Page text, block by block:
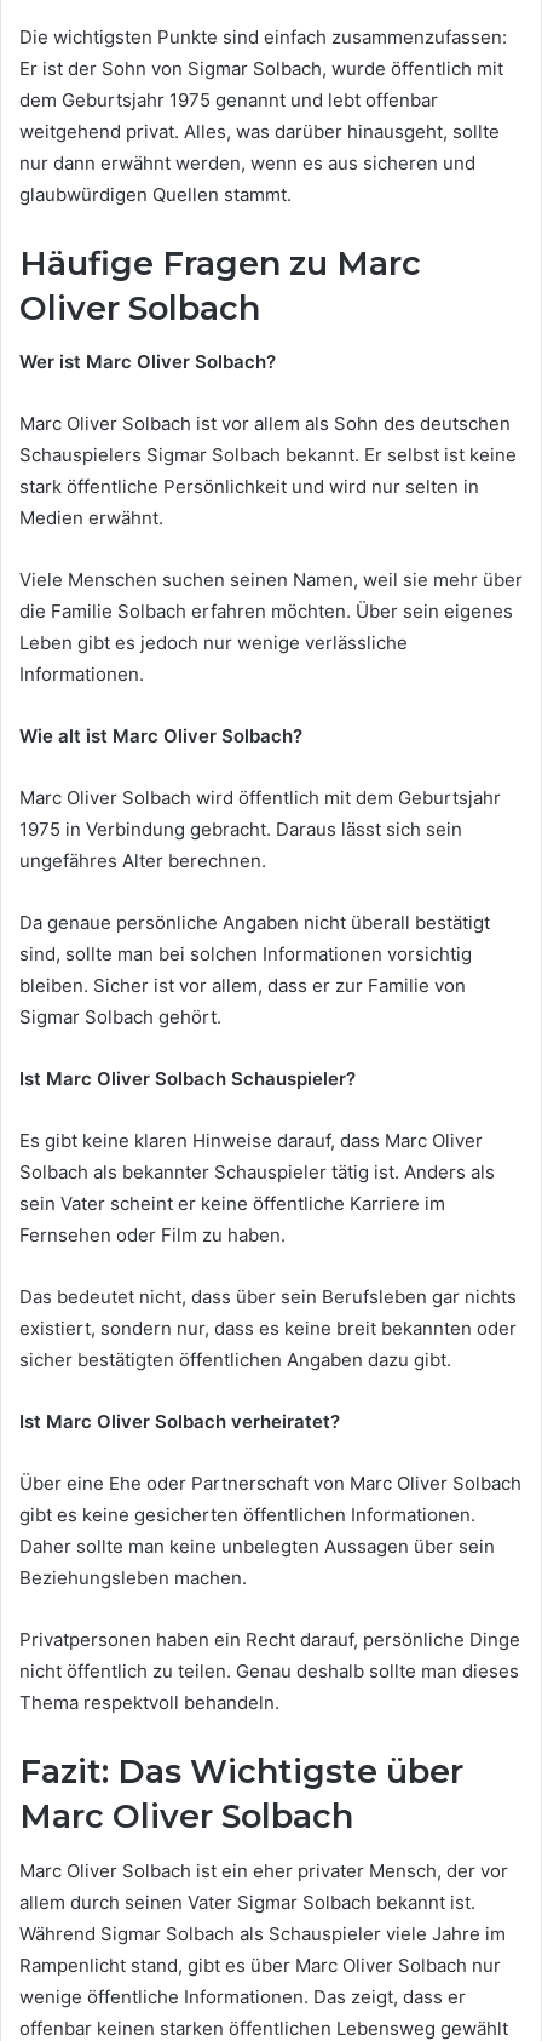
Die wichtigsten Punkte sind einfach zusammenzufassen:
Er ist der Sohn von Sigmar Solbach, wurde öffentlich mit
dem Geburtsjahr 1975 genannt und lebt offenbar
weitgehend privat. Alles, was darüber hinausgeht, sollte
nur dann erwähnt werden, wenn es aus sicheren und
glaubwürdigen Quellen stammt.
Häufige Fragen zu Marc
Oliver Solbach
Wer ist Marc Oliver Solbach?
Marc Oliver Solbach ist vor allem als Sohn des deutschen
Schauspielers Sigmar Solbach bekannt. Er selbst ist keine
stark öffentliche Persönlichkeit und wird nur selten in
Medien erwähnt.
Viele Menschen suchen seinen Namen, weil sie mehr über
die Familie Solbach erfahren möchten. Über sein eigenes
Leben gibt es jedoch nur wenige verlässliche
Informationen.
Wie alt ist Marc Oliver Solbach?
Marc Oliver Solbach wird öffentlich mit dem Geburtsjahr
1975 in Verbindung gebracht. Daraus lässt sich sein
ungefähres Alter berechnen.
Da genaue persönliche Angaben nicht überall bestätigt
sind, sollte man bei solchen Informationen vorsichtig
bleiben. Sicher ist vor allem, dass er zur Familie von
Sigmar Solbach gehört.
Ist Marc Oliver Solbach Schauspieler?
Es gibt keine klaren Hinweise darauf, dass Marc Oliver
Solbach als bekannter Schauspieler tätig ist. Anders als
sein Vater scheint er keine öffentliche Karriere im
Fernsehen oder Film zu haben.
Das bedeutet nicht, dass über sein Berufsleben gar nichts
existiert, sondern nur, dass es keine breit bekannten oder
sicher bestätigten öffentlichen Angaben dazu gibt.
Ist Marc Oliver Solbach verheiratet?
Über eine Ehe oder Partnerschaft von Marc Oliver Solbach
gibt es keine gesicherten öffentlichen Informationen.
Daher sollte man keine unbelegten Aussagen über sein
Beziehungsleben machen.
Privatpersonen haben ein Recht darauf, persönliche Dinge
nicht öffentlich zu teilen. Genau deshalb sollte man dieses
Thema respektvoll behandeln.
Fazit: Das Wichtigste über
Marc Oliver Solbach
Marc Oliver Solbach ist ein eher privater Mensch, der vor
allem durch seinen Vater Sigmar Solbach bekannt ist.
Während Sigmar Solbach als Schauspieler viele Jahre im
Rampenlicht stand, gibt es über Marc Oliver Solbach nur
wenige öffentliche Informationen. Das zeigt, dass er
offenbar keinen starken öffentlichen Lebensweg gewählt